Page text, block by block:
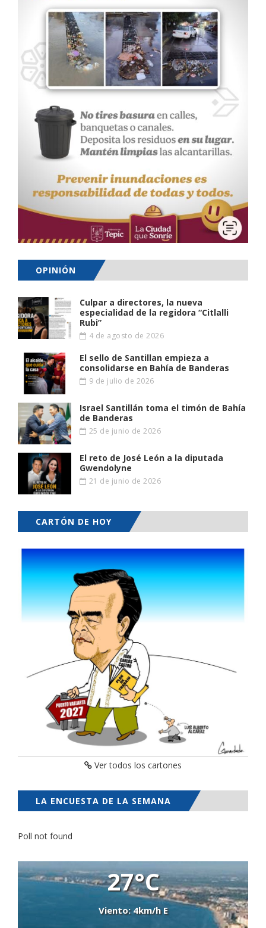
OPINIÓN
Culpar a directores, la nueva
especialidad de la regidora “Citlalli
Rubi”
4 de agosto de 2026
El sello de Santillan empieza a
consolidarse en Bahía de Banderas
9 de julio de 2026
Israel Santillán toma el timón de Bahía
de Banderas
25 de junio de 2026
El reto de José León a la diputada
Gwendolyne
21 de junio de 2026
CARTÓN DE HOY
Ver todos los cartones
LA ENCUESTA DE LA SEMANA
Poll not found
27°C
Viento: 4km/h E